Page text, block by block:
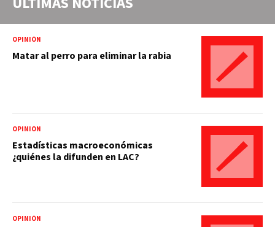
OPINIÓN
Matar al perro para eliminar la rabia
OPINIÓN
Estadísticas macroeconómicas
¿quiénes la difunden en LAC?
OPINIÓN